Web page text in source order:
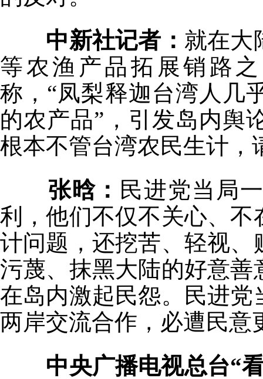
中新社记者： 就在大
等农渔产品拓展销路
称，“凤梨释迦台湾人几
的农产品”，引发岛内舆
根本不管台湾农民生计，
张晗： 民进党当局
利，他们不仅不关心、
计问题，还挖苦、轻视
污蔑、抹黑大陆的好意
在岛内激起民怨。民进
两岸交流合作，必遭民意
中央广播电视总台“